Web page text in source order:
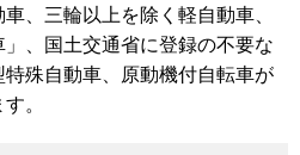
、三輪以上を除く軽自動車、
、国土交通省に登録の不要な
殊自動車、原動機付自転車が
。